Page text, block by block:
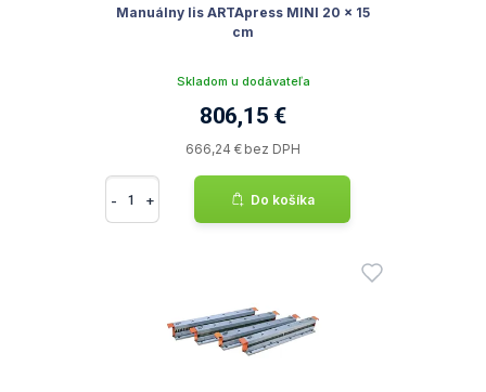
Manuálny lis ARTApress MINI 20 x 15
cm
Skladom u dodávateľa
806,15 €
666,24 € bez DPH
- + Do košíka